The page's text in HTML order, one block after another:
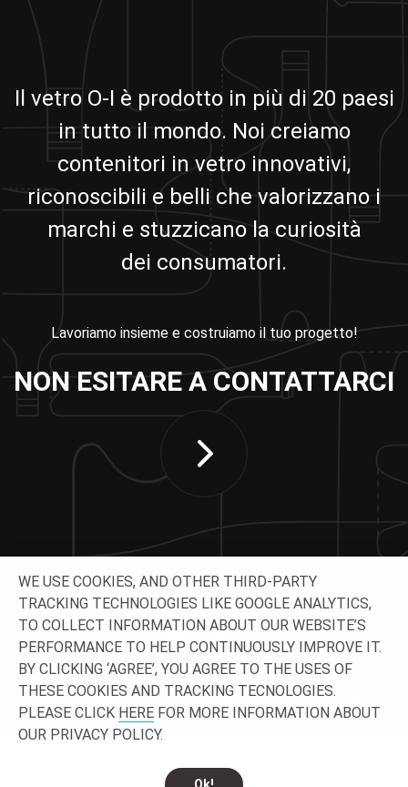
Il vetro O-I è prodotto in più di 20 paesi
in tutto il mondo. Noi creiamo
contenitori in vetro innovativi,
riconoscibili e belli che valorizzano i
marchi e stuzzicano la curiosità
dei consumatori.
Lavoriamo insieme e costruiamo il tuo progetto!
NON ESITARE A CONTATTARCI
WE USE COOKIES, AND OTHER THIRD-PARTY
TRACKING TECHNOLOGIES LIKE GOOGLE ANALYTICS,
TO COLLECT INFORMATION ABOUT OUR WEBSITE’S
PERFORMANCE TO HELP CONTINUOUSLY IMPROVE IT.
BY CLICKING ‘AGREE’, YOU AGREE TO THE USES OF
THESE COOKIES AND TRACKING TECNOLOGIES.
PLEASE CLICK HERE FOR MORE INFORMATION ABOUT
OUR PRIVACY POLICY.